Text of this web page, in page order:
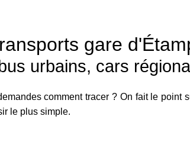
gare
urbains, cars
comment tracer ? On fait le point
le plus simple.